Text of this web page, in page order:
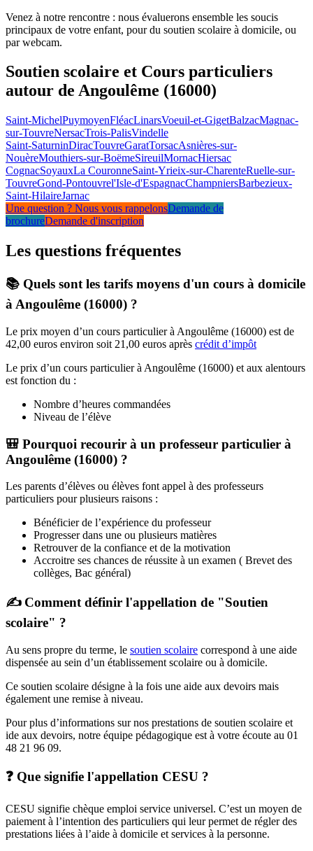
Venez à notre rencontre : nous évaluerons ensemble les soucis
principaux de votre enfant, pour du soutien scolaire à domicile, ou
par webcam.
Soutien scolaire et Cours particuliers
autour de Angoulême (16000)
Saint-MichelPuymoyenFléacLinarsVoeuil-et-GigetBalzacMagnac-
sur-TouvreNersacTrois-PalisVindelle
Saint-SaturninDiracTouvreGaratTorsacAsnières-sur-
NouèreMouthiers-sur-BoëmeSireuilMornacHiersac
CognacSoyauxLa CouronneSaint-Yrieix-sur-CharenteRuelle-sur-
TouvreGond-Pontouvrel'Isle-d'EspagnacChampniersBarbezieux-
Saint-HilaireJarnac
Une question ? Nous vous rappelonsDemande de
brochureDemande d'inscription
Les questions fréquentes
📚 Quels sont les tarifs moyens d'un cours à domicile
à Angoulême (16000) ?
Le prix moyen d’un cours particulier à Angoulême (16000) est de
42,00 euros environ soit 21,00 euros après crédit d’impôt
Le prix d’un cours particulier à Angoulême (16000) et aux alentours
est fonction du :
Nombre d’heures commandées
Niveau de l’élève
🎒 Pourquoi recourir à un professeur particulier à
Angoulême (16000) ?
Les parents d’élèves ou élèves font appel à des professeurs
particuliers pour plusieurs raisons :
Bénéficier de l’expérience du professeur
Progresser dans une ou plusieurs matières
Retrouver de la confiance et de la motivation
Accroitre ses chances de réussite à un examen ( Brevet des
collèges, Bac général)
✍ Comment définir l'appellation de "Soutien
scolaire" ?
Au sens propre du terme, le soutien scolaire correspond à une aide
dispensée au sein d’un établissement scolaire ou à domicile.
Ce soutien scolaire désigne à la fois une aide aux devoirs mais
également une remise à niveau.
Pour plus d’informations sur nos prestations de soutien scolaire et
ide aux devoirs, notre équipe pédagogique est à votre écoute au 01
48 21 96 09.
❓ Que signifie l'appellation CESU ?
CESU signifie chèque emploi service universel. C’est un moyen de
paiement à l’intention des particuliers qui leur permet de régler des
prestations liées à l’aide à domicile et services à la personne.